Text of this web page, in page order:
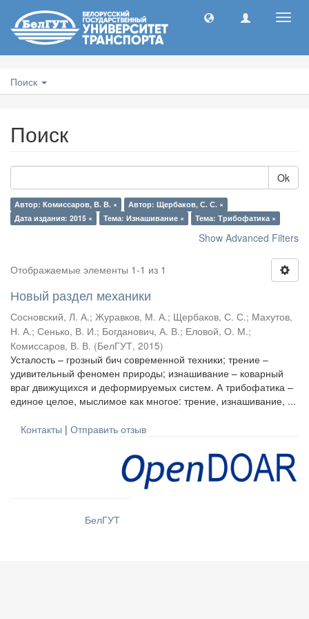
Поиск
Поиск
Ok
Автор: Комиссаров, В. В. ×
Автор: Щербаков, С. С. ×
Дата издания: 2015 ×
Тема: Изнашивание × Тема: Трибофатика ×
Show Advanced Filters
Отображаемые элементы 1-1 из 1
Новый раздел механики
Сосновский, Л. А.; Журавков, М. А.; Щербаков, С. С.; Махутов,
Н. А.; Сенько, В. И.; Богданович, А. В.; Еловой, О. М.;
Комиссаров, В. В. (БелГУТ, 2015)
Усталость – грозный бич современной техники; трение –
удивительный феномен природы; изнашивание – коварный
враг движущихся и деформируемых систем. А трибофатика –
единое целое, мыслимое как многое: трение, изнашивание, ...
Контакты | Отправить отзыв
БелГУТ